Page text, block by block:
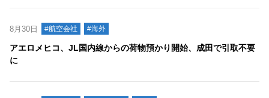
8月30日 #航空会社 #海外
アエロメヒコ、JL国内線からの荷物預かり開始、成田で引取不要
に